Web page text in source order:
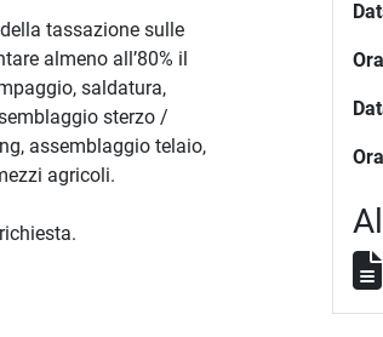
tassazione sulle
almeno all’80% il
saldatura,
sterzo /
assemblaggio telaio,
agricoli.